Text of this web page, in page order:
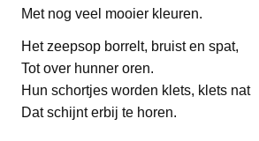
Met nog veel mooier kleuren.
Het zeepsop borrelt, bruist en spat,
Tot over hunner oren.
Hun schortjes worden klets, klets nat
Dat schijnt erbij te horen.